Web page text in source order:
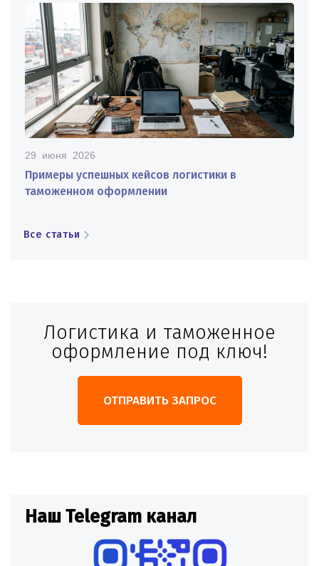
29 июня 2026
Примеры успешных кейсов логистики в
таможенном оформлении
Все статьи
Логистика и таможенное
оформление под ключ!
ОТПРАВИТЬ ЗАПРОС
Наш Telegram канал